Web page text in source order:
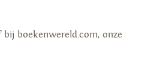
boekenwereld.com, onze